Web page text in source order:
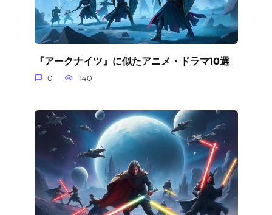
『アークナイツ』に似たアニメ・ドラマ10選
0 140